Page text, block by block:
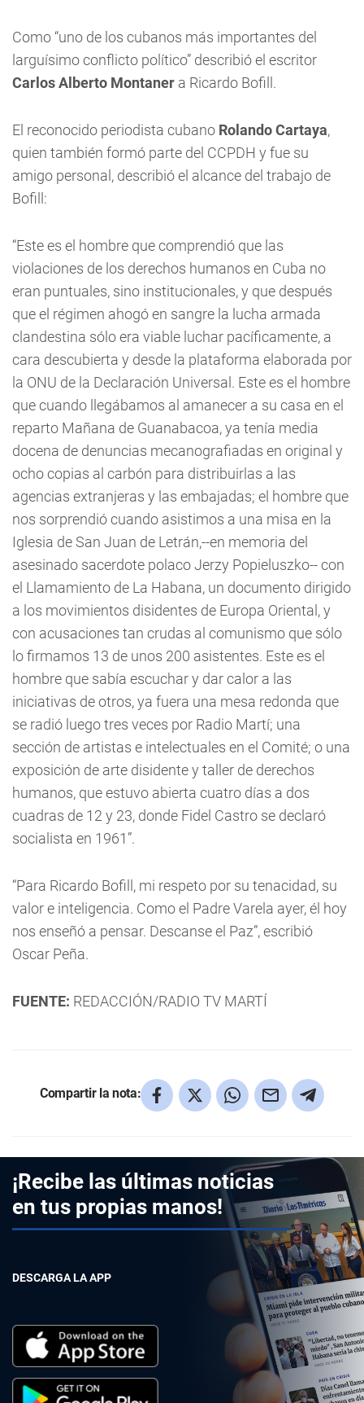
Como “uno de los cubanos más importantes del
larguísimo conflicto político” describió el escritor
Carlos Alberto Montaner a Ricardo Bofill.
El reconocido periodista cubano Rolando Cartaya,
quien también formó parte del CCPDH y fue su
amigo personal, describió el alcance del trabajo de
Bofill:
“Este es el hombre que comprendió que las
violaciones de los derechos humanos en Cuba no
eran puntuales, sino institucionales, y que después
que el régimen ahogó en sangre la lucha armada
clandestina sólo era viable luchar pacíficamente, a
cara descubierta y desde la plataforma elaborada por
la ONU de la Declaración Universal. Este es el hombre
que cuando llegábamos al amanecer a su casa en el
reparto Mañana de Guanabacoa, ya tenía media
docena de denuncias mecanografiadas en original y
ocho copias al carbón para distribuirlas a las
agencias extranjeras y las embajadas; el hombre que
nos sorprendió cuando asistimos a una misa en la
Iglesia de San Juan de Letrán,--en memoria del
asesinado sacerdote polaco Jerzy Popieluszko-- con
el Llamamiento de La Habana, un documento dirigido
a los movimientos disidentes de Europa Oriental, y
con acusaciones tan crudas al comunismo que sólo
lo firmamos 13 de unos 200 asistentes. Este es el
hombre que sabía escuchar y dar calor a las
iniciativas de otros, ya fuera una mesa redonda que
se radió luego tres veces por Radio Martí; una
sección de artistas e intelectuales en el Comité; o una
exposición de arte disidente y taller de derechos
humanos, que estuvo abierta cuatro días a dos
cuadras de 12 y 23, donde Fidel Castro se declaró
socialista en 1961”.
“Para Ricardo Bofill, mi respeto por su tenacidad, su
valor e inteligencia. Como el Padre Varela ayer, él hoy
nos enseñó a pensar. Descanse el Paz”, escribió
Oscar Peña.
FUENTE: REDACCIÓN/RADIO TV MARTÍ
Compartir la nota:
¡Recibe las últimas noticias
en tus propias manos!
DESCARGA LA APP